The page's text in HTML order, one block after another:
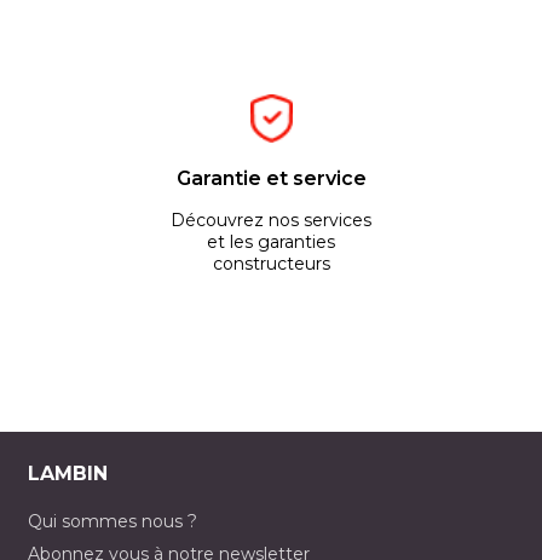
Garantie et service
Découvrez nos services
et les garanties
constructeurs
LAMBIN
Qui sommes nous ?
Abonnez vous à notre newsletter